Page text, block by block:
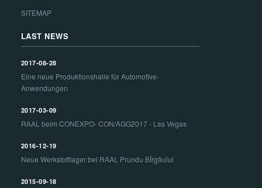
SITEMAP
LAST NEWS
2017-08-28
Eine neue Produktionshalle für Automotive-
Anwendungen
2017-03-09
RAAL beim CONEXPO- CON/AGG2017 - Las Vegas
2016-12-19
Neue Werkstofflager bei RAAL Prundu BÎrgăului
2015-09-18